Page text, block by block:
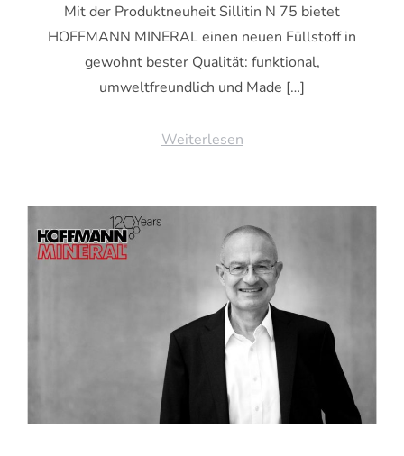
Mit der Produktneuheit Sillitin N 75 bietet
HOFFMANN MINERAL einen neuen Füllstoff in
gewohnt bester Qualität: funktional,
umweltfreundlich und Made […]
Weiterlesen